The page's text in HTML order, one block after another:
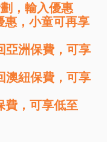
，輸入優惠
，小童可再享
亞洲保費，可享
澳紐保費，可享
，可享低至